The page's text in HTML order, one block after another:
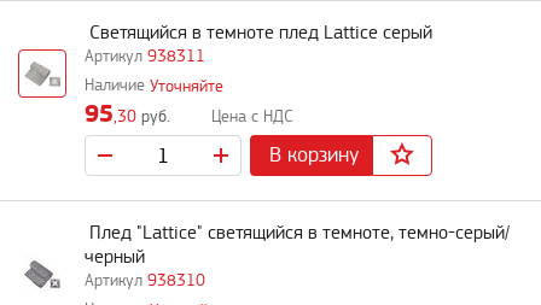
938311
Светящийся в темноте плед Lattice серый
Уточняйте
95,30 руб.
В корзину
938310
Плед "Lattice" светящийся в темноте, темно-серый/
черный